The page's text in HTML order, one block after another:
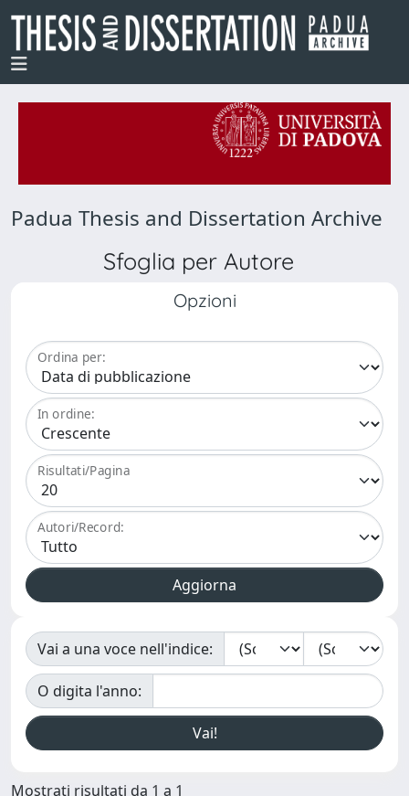
Padua Thesis and Dissertation Archive
Sfoglia per Autore
Opzioni
Ordina per:
In ordine:
Risultati/Pagina
Autori/Record:
Vai a una voce nell'indice:
O digita l'anno:
Mostrati risultati da 1 a 1